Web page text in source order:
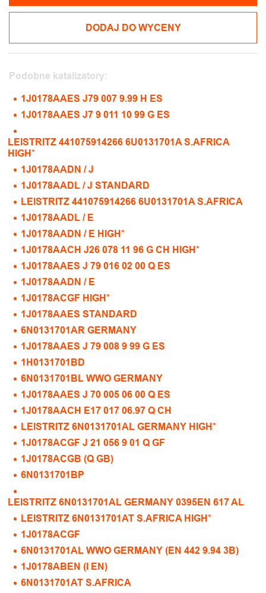
DODAJ DO WYCENY
Podobne katalizatory:
1J0178AAES J79 007 9.99 H ES
1J0178AAES J7 9 011 10 99 G ES
LEISTRITZ 441075914266 6U0131701A S.AFRICA
HIGH*
1J0178AADN / J
1J0178AADL / J STANDARD
LEISTRITZ 441075914266 6U0131701A S.AFRICA
1J0178AADL / E
1J0178AADN / E HIGH*
1J0178AACH J26 078 11 96 G CH HIGH*
1J0178AAES J 79 016 02 00 Q ES
1J0178AADN / E
1J0178ACGF HIGH*
1J0178AAES STANDARD
6N0131701AR GERMANY
1J0178AAES J 79 008 9 99 G ES
1H0131701BD
6N0131701BL WWO GERMANY
1J0178AAES J 70 005 06 00 Q ES
1J0178AACH E17 017 06.97 Q CH
LEISTRITZ 6N0131701AL GERMANY HIGH*
1J0178ACGF J 21 056 9 01 Q GF
1J0178ACGB (Q GB)
6N0131701BP
LEISTRITZ 6N0131701AL GERMANY 0395EN 617 AL
LEISTRITZ 6N0131701AT S.AFRICA HIGH*
1J0178ACGF
6N0131701AL WWO GERMANY (EN 442 9.94 3B)
1J0178ABEN (I EN)
6N0131701AT S.AFRICA